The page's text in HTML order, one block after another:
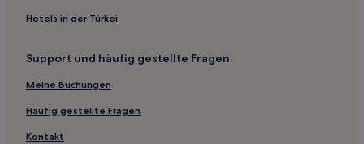
Nívar Hotels
Hotels nahe La Silla Del Moro Viewpoint
Hotels nahe Theater Casa del Arte Flamenco
Hotels nahe Alcazaba
Monachil Hotels
Hotels in der Türkei
Support und häufig gestellte Fragen
Meine Buchungen
Häufig gestellte Fragen
Kontakt